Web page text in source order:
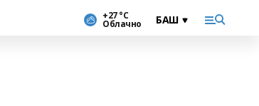
+27 °С
Облачно